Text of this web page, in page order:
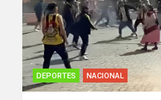
DEPORTES NACIONAL